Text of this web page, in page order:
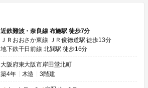
近鉄難波・奈良線 布施駅 徒歩7分
ＪＲおおさか東線 ＪＲ俊徳道駅 徒歩13分
地下鉄千日前線 北巽駅 徒歩16分
大阪府東大阪市岸田堂北町
築4年
木造 3階建